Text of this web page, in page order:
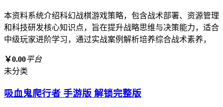
本资料系统介绍科幻战棋游戏策略，包含战术部署、资源管理
和科技研发核心知识点，旨在提升战略思维与决策能力，适合
中级玩家进阶学习，通过实战案例解析培养综合战术素养，
￥0.00平台
未分类
吸血鬼爬行者 手游版 解锁完整版